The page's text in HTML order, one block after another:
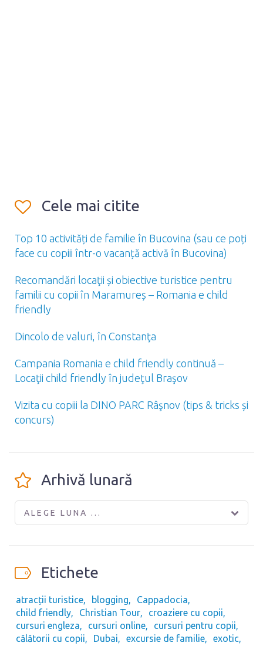
Cele mai citite
Top 10 activități de familie în Bucovina (sau ce poți
face cu copiii într-o vacanță activă în Bucovina)
Recomandări locaţii și obiective turistice pentru
familii cu copii în Maramureș – Romania e child
friendly
Dincolo de valuri, în Constanţa
Campania Romania e child friendly continuă –
Locaţii child friendly în judeţul Braşov
Vizita cu copiii la DINO PARC Râşnov (tips & tricks și
concurs)
Arhivă lunară
ALEGE LUNA ...
Etichete
atracții turistice blogging
Cappadocia
child friendly
Christian Tour
croaziere cu copii
cursuri engleza
cursuri online
cursuri pentru copii
călătorii cu copii
Dubai excursie de familie
exotic